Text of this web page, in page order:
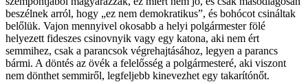
beszélnek arról, hogy „ez nem demokratikus”, és bohócot csináltak
belőlük. Vajon mennyivel okosabb a helyi polgármester fölé
helyezett fideszes csinovnyik vagy egy katona, aki nem ért
semmihez, csak a parancsok végrehajtásához, legyen a parancs
bármi. A döntés az övék a felelősség a polgármesteré, aki viszont
nem dönthet semmiről, legfeljebb kinevezhet egy takarítónőt.